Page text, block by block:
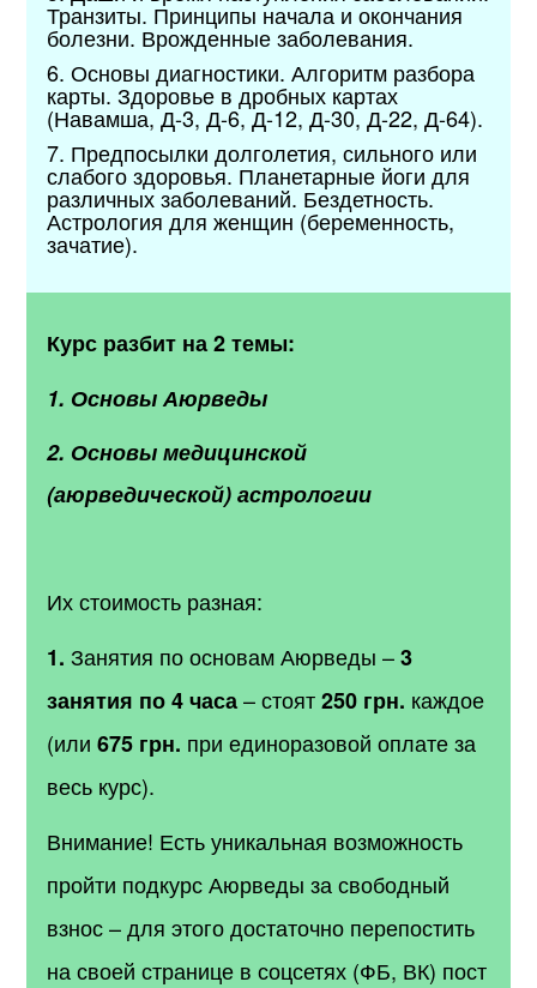
Транзиты. Принципы начала и окончания
болезни. Врожденные заболевания.
6. Основы диагностики. Алгоритм разбора
карты. Здоровье в дробных картах
(Навамша, Д-3, Д-6, Д-12, Д-30, Д-22, Д-64).
7. Предпосылки долголетия, сильного или
слабого здоровья. Планетарные йоги для
различных заболеваний. Бездетность.
Астрология для женщин (беременность,
зачатие).
Курс разбит на 2 темы:
1. Основы Аюрведы
2. Основы медицинской
(аюрведической) астрологии
Их стоимость разная:
1. Занятия по основам Аюрведы –3
занятия по 4 часа– стоят250 грн. каждое
(или675 грн. при единоразовой оплате за
весь курс).
Внимание! Есть уникальная возможность
пройти подкурс Аюрведы за свободный
взнос – для этого достаточно перепостить
на своей странице в соцсетях (ФБ, ВК) пост